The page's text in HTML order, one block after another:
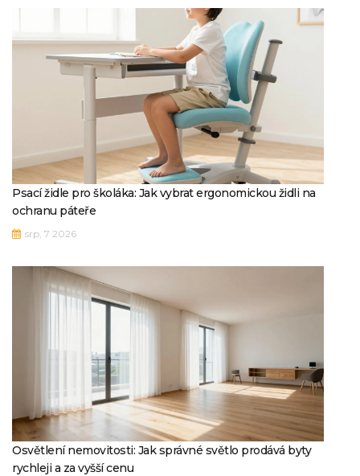
Psací židle pro školáka: Jak vybrat ergonomickou židli na
ochranu páteře
srp, 7 2026
Osvětlení nemovitosti: Jak správné světlo prodává byty
rychleji a za vyšší cenu